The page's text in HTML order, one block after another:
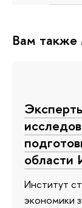
Вам также
области
Институт
экономики